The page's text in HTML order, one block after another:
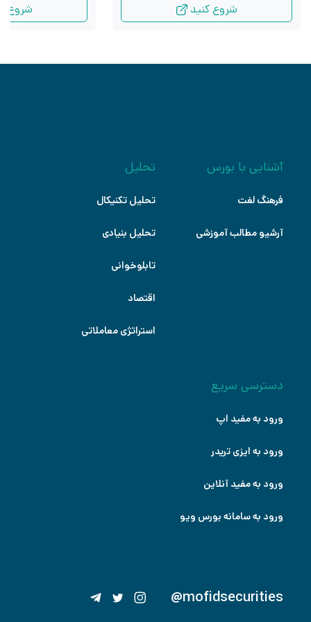
شروع کنید شروع
@mofidsecurities
آشنایی با بورس
فرهنگ لغت
آرشیو مطالب آموزشی
تحلیل
تحلیل تکنیکال
تحلیل بنیادی
تابلوخوانی
اقتصاد
استراتژی معاملاتی
دسترسی سریع
ورود به مفید اپ
ورود به ایزی تریدر
ورود به مفید آنلاین
ورود به سامانه بورس ویو